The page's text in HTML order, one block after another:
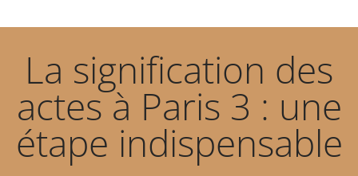
La signification des
actes à Paris 3 : une
étape indispensable